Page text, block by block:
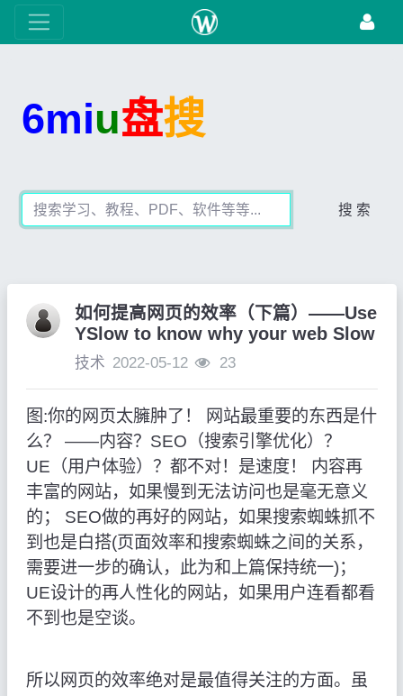
6miu盘搜
搜 索
如何提高网页的效率（下篇）——Use
YSlow to know why your web Slow
技术 2022-05-12 23
图:你的网页太臃肿了！ 网站最重要的东西是什
么？ ——内容？SEO（搜索引擎优化）？
UE（用户体验）？都不对！是速度！ 内容再
丰富的网站，如果慢到无法访问也是毫无意义
的； SEO做的再好的网站，如果搜索蜘蛛抓不
到也是白搭(页面效率和搜索蜘蛛之间的关系，
需要进一步的确认，此为和上篇保持统一)；
UE设计的再人性化的网站，如果用户连看都看
不到也是空谈。
所以网页的效率绝对是最值得关注的方面。虽